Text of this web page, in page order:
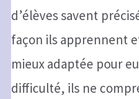
d’élèves savent
façon ils apprennent
mieux adaptée pour
difficulté, ils ne